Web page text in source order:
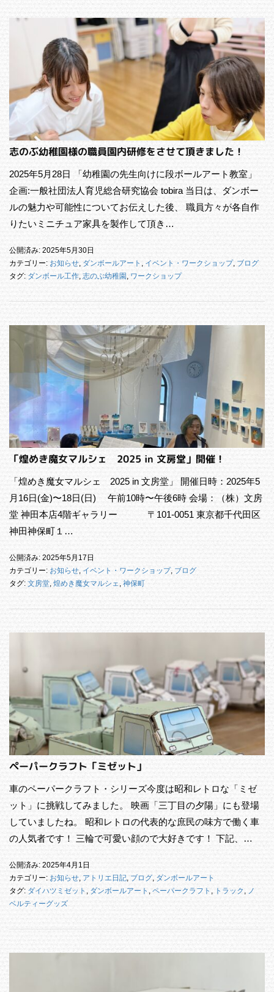
志のぶ幼稚園様の職員園内研修をさせて頂きました！
2025年5月28日 「幼稚園の先生向けに段ボールアート教室」
企画:一般社団法人育児総合研究協会 tobira 当日は、ダンボー
ルの魅力や可能性についてお伝えした後、 職員方々が各自作
りたいミニチュア家具を製作して頂き…
公開済み: 2025年5月30日
カテゴリー:お知らせ, ダンボールアート , イベント・ワークショップ, ブログ
タグ: ダンボール工作, 志のぶ幼稚園 , ワークショップ
「煌めき魔女マルシェ 2025 in 文房堂」開催！
「煌めき魔女マルシェ 2025 in 文房堂」 開催日時：2025年5
月16日(金)〜18日(日) 午前10時〜午後6時 会場：（株）文房
堂 神田本店4階ギャラリー 〒101-0051 東京都千代田区
神田神保町１…
公開済み: 2025年5月17日
カテゴリー:お知らせ, イベント・ワークショップ, ブログ
タグ: 文房堂, 煌めき魔女マルシェ, 神保町
ペーパークラフト「ミゼット」
車のペーパークラフト・シリーズ今度は昭和レトロな「ミゼ
ット」に挑戦してみました。 映画「三丁目の夕陽」にも登場
していましたね。 昭和レトロの代表的な庶民の味方で働く車
の人気者です！ 三輪で可愛い顔ので大好きです！ 下記、…
公開済み: 2025年4月1日
カテゴリー:お知らせ, アトリエ日記,ブログ,ダンボールアート
タグ: ダイハツミゼット , ダンボールアート , ペーパークラフト , トラック , ノ
ベルティーグッズ